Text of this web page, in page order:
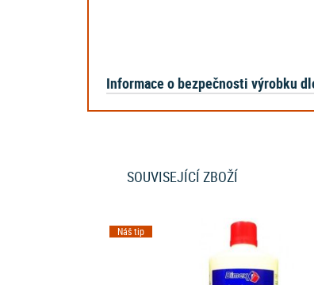
Informace o bezpečnosti výrobku
SOUVISEJÍCÍ ZBOŽÍ
Náš tip